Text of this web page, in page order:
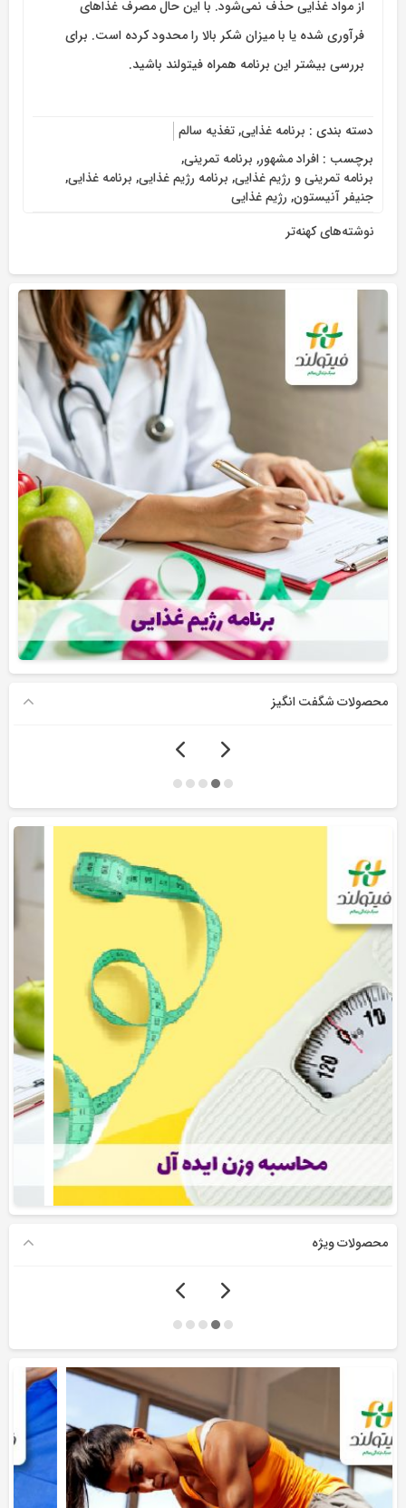
از مواد غذایی حذف نمی‌شود. با این حال مصرف غذاهای
فرآوری شده یا با میزان شکر بالا را محدود کرده است. برای
بررسی بیشتر این برنامه همراه فیتولند باشید.
دسته بندی : برنامه غذایی,تغذیه سالم
برچسب : افراد مشهور, برنامه تمرینی,
برنامه تمرینی و رژیم غذایی, برنامه رژیم غذایی, برنامه غذایی,
جنیفر آنیستون, رژیم غذایی
راهبری
نوشته‌ها
نوشته‌های کهنه‌تر
محصولات شگفت انگیز
محصولات ویژه